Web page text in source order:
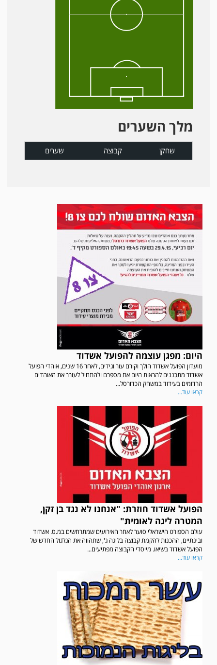
מלך השערים
שחקן קבוצה שערים
היום: מפגן עוצמה להפועל אשדוד
מועדון הפועל אשדוד הולך וקורם עור וגידים, לאחר 16 שנים, אוהדי הפועל
אשדוד מתכננים להראות היום את מספרם ולהתחיל לעורר את האוהדים
הרדומים בעידוד במשחק הכדורסל...
קראו עוד...
הפועל אשדוד חוזרת: "אנחנו לא נגד בן זקן,
המטרה ליגה לאומית"
עולם הספורט הישראלי סוער לאחר האירועים שמתרחשים במ.ס. אשדוד
ובינתיים, ההכנות להקמת קבוצה בליגה ג', שתהווה את הגלגול החדש של
הפועל אשדוד בשיאו. מייסדי הקבוצה מפתיעים...
קראו עוד...